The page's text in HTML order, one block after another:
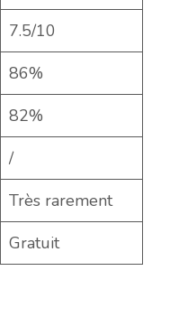
7.5/10
86%
82%
/
Très rarement
Gratuit